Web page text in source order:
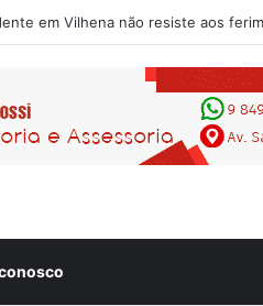
no Hospital Regional de Vilhena